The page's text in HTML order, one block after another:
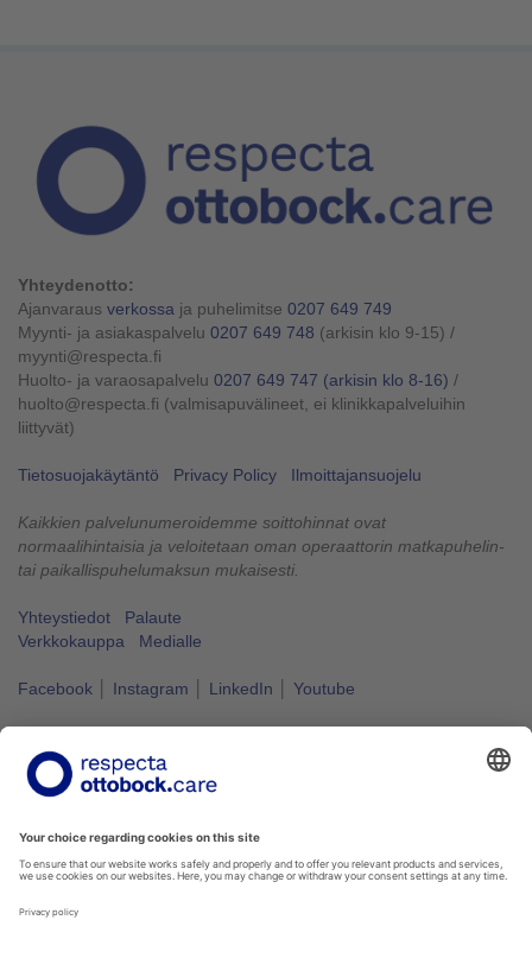
Yhteydenotto:
Ajanvaraus verkossa ja puhelimitse 0207 649 749
Myynti- ja asiakaspalvelu 0207 649 748 (arkisin klo 9-15) /
myynti@respecta.fi
Huolto- ja varaosapalvelu 0207 649 747 (arkisin klo 8-16) /
huolto@respecta.fi (valmisapuvälineet, ei klinikkapalveluihin
liittyvät)
Tietosuojakäytäntö Privacy Policy Ilmoittajansuojelu
Kaikkien palvelunumeroidemme soittohinnat ovat
normaalihintaisia ja veloitetaan oman operaattorin matkapuhelin-
tai paikallispuhelumaksun mukaisesti.
Yhteystiedot
Palaute
Verkkokauppa
Medialle
Facebook Instagram LinkedIn Youtube
Vapaus liikkua kuuluu kaikille.
#VapausLiikkua